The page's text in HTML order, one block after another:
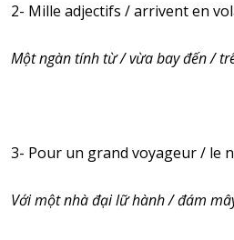
2- Mille adjectifs / arrivent en
Một ngàn tính từ / vừa bay đến /
3- Pour un grand voyageur / le
Với một nhà đại lữ hành / đám